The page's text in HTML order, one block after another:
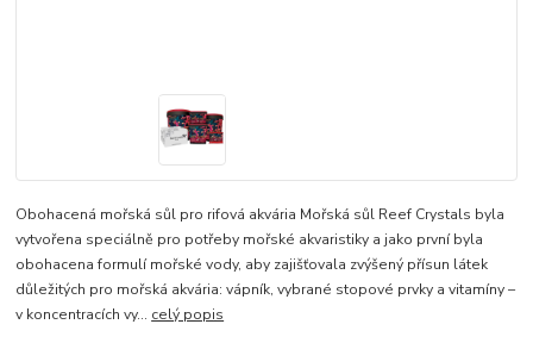
Obohacená mořská sůl pro rifová akvária Mořská sůl Reef Crystals byla
vytvořena speciálně pro potřeby mořské akvaristiky a jako první byla
obohacena formulí mořské vody, aby zajišťovala zvýšený přísun látek
důležitých pro mořská akvária: vápník, vybrané stopové prvky a vitamíny –
v koncentracích vy... celý popis